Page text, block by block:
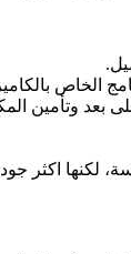
الخاص
بعد وتأمين
لكنها اكثر